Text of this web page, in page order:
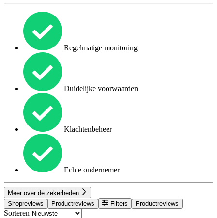
Regelmatige monitoring
Duidelijke voorwaarden
Klachtenbeheer
Echte ondernemer
Meer over de zekerheden
Shopreviews
Productreviews Filters Productreviews
Sorteren